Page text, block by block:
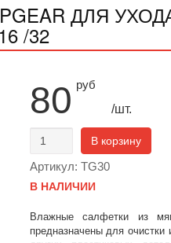
ДЛЯ
/32
80 руб
/шт.
В корзину
Артикул: TG30
В НАЛИЧИИ
Влажные салфетки из
предназначены для